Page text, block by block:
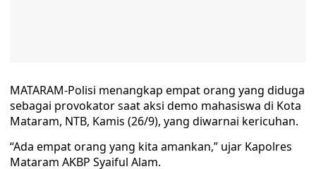
MATARAM-Polisi menangkap empat orang yang diduga
sebagai provokator saat aksi demo mahasiswa di Kota
Mataram, NTB, Kamis (26/9), yang diwarnai kericuhan.
“Ada empat orang yang kita amankan,” ujar Kapolres
Mataram AKBP Syaiful Alam.